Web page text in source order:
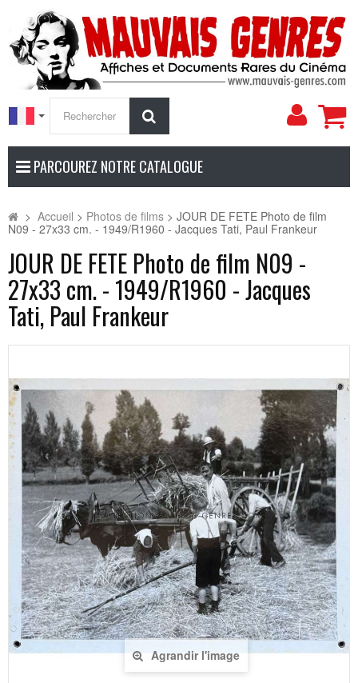
Mon
PARCOUREZ NOTRE CATALOGUE
> Accueil > Photos de films > JOUR DE FETE Photo de film
N09 - 27x33 cm. - 1949/R1960 - Jacques Tati, Paul Frankeur
JOUR DE FETE Photo de film N09 -
27x33 cm. - 1949/R1960 - Jacques
Tati, Paul Frankeur
Agrandir l'image